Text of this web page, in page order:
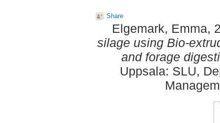
Share
Elgemark, Emma,
silage using Bio-
and forage
Uppsala: SLU,